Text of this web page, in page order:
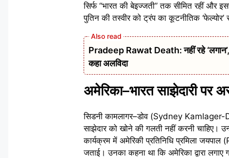
सिर्फ “भारत की बेइज्जती” तक सीमित रहीं और
पुतिन की तस्वीर को ट्रंप का कूटनीतिक
Pradeep Rawat Death: नहीं रहे ‘लगान’,
कहा अलविदा
अमेरिका–भारत साझेदारी पर
सिडनी कामलागर–डोव (Sydney Kamlager-
साझेदार को खोने की गलती नहीं करनी चाहिए।
कार्यक्रम में अमेरिकी प्रतिनिधि प्रमिला
जताई। उनका कहना था कि अमेरिका द्वारा